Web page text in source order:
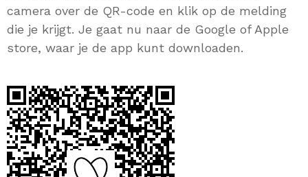
camera over de QR-code en klik op de melding
die je krijgt. Je gaat nu naar de Google of Apple
store, waar je de app kunt downloaden.